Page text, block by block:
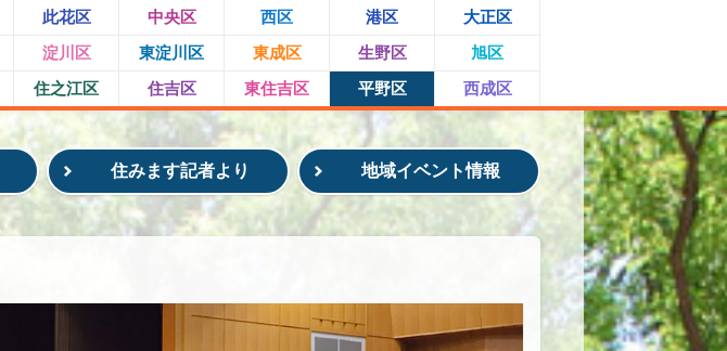
此花区 中央区 西区 港区
大正区
淀川区 東淀川区 東成区 生野区
旭区
住之江区 住吉区 東住吉区 平野区 西成区
住みます記者より 地域イベント情報